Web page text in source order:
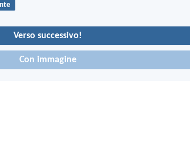
Verso successivo!
Con immagine